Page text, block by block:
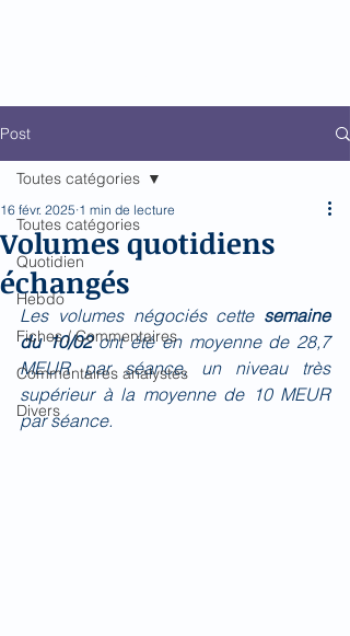
Post
Toutes catégories
Quotidien
Hebdo
Fiches / Commentaires
Commentaires analystes
Divers
Toutes catégories
Volumes quotidiens
échangés
16 févr. 2025 1 min de lecture
Les volumes négociés cette semaine
du 10/02 ont été en moyenne de 28,7
MEUR par séance, un niveau très
supérieur à la moyenne de 10 MEUR
par séance.